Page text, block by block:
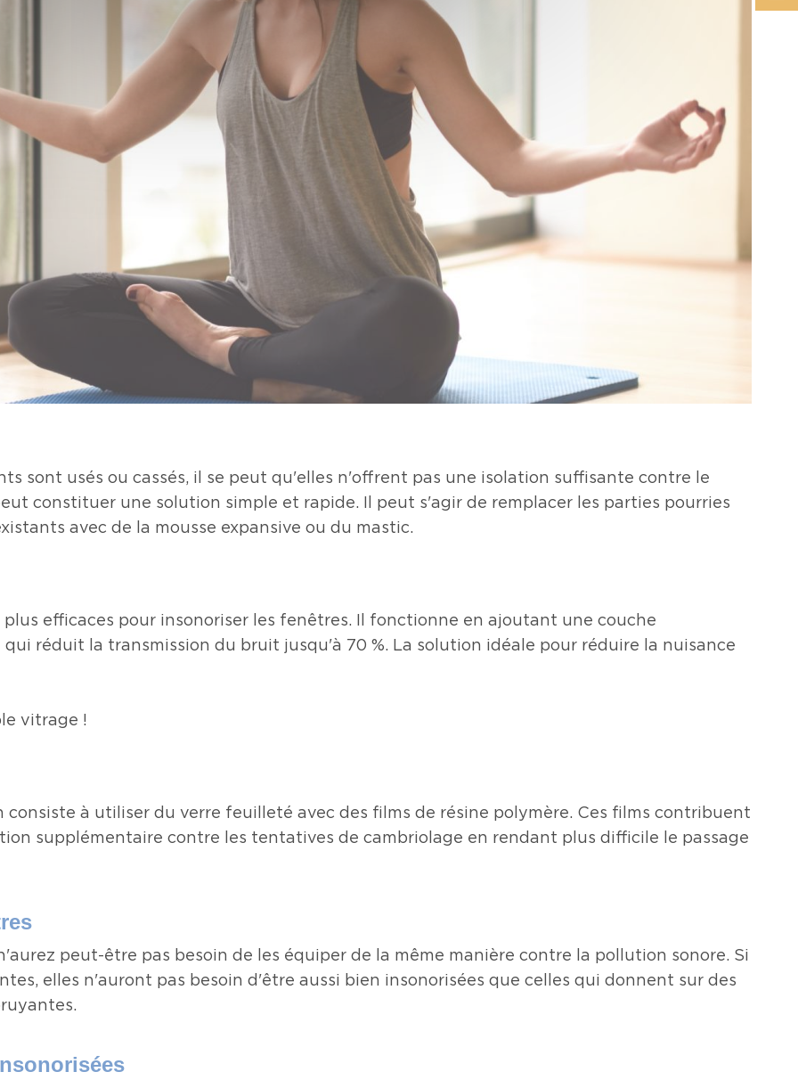
sont usés ou cassés, il se peut qu'elles n'offrent pas une isolation suffisante contre le
constituer une solution simple et rapide. Il peut s'agir de remplacer les parties pourries
avec de la mousse expansive ou du mastic.
efficaces pour insonoriser les fenêtres. Il fonctionne en ajoutant une couche
réduit la transmission du bruit jusqu'à 70 %. La solution idéale pour réduire la nuisance
vitrage !
à utiliser du verre feuilleté avec des films de résine polymère. Ces films contribuent
supplémentaire contre les tentatives de cambriolage en rendant plus difficile le passage
peut-être pas besoin de les équiper de la même manière contre la pollution sonore. Si
elles n'auront pas besoin d'être aussi bien insonorisées que celles qui donnent sur des